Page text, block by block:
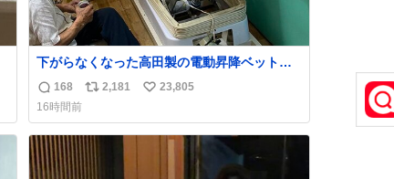
下がらなくなった高田製の電動昇降ベット。
メーカーからは、完全に見放されたんです
が、 見事に85歳の父が治しました。 うちの父
は、トヨタカローラのボディをオート生産す
る、工業ロボットの製作者なんですが、 父が
電動ベットの配線をハンダで修理している横
で、
返
信
数
168
リ
ス
ト
数
2,181
い
ね
23,805
16時間前